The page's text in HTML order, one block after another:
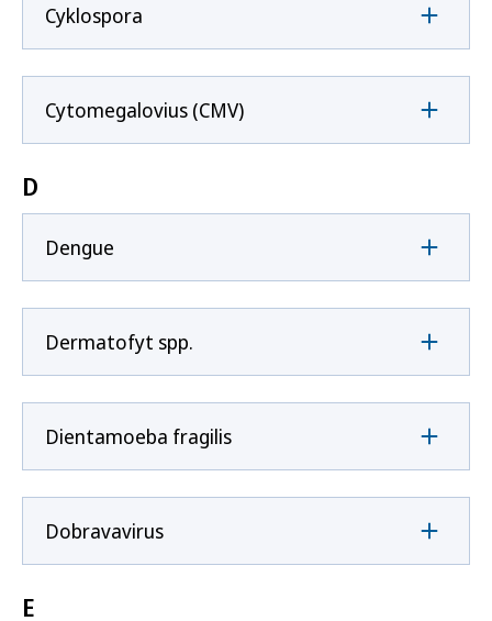
Cyklospora
Cytomegalovius (CMV)
D
Dengue
Dermatofyt spp.
Dientamoeba fragilis
Dobravavirus
E